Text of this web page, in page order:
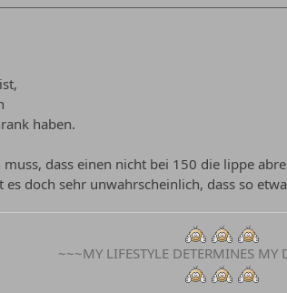
haben.
dass einen nicht bei 150 die lippe
doch sehr unwahrscheinlich, dass so
~~~MY LIFESTYLE DETERMINES MY